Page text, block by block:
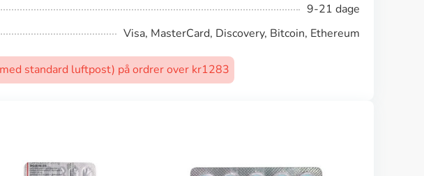
9-21 dage
Visa, MasterCard, Discovery, Bitcoin, Ethereum
standard luftpost) på ordrer over kr1283